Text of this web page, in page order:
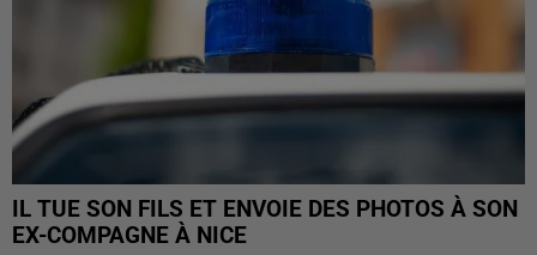
IL TUE SON FILS ET ENVOIE DES PHOTOS À SON
EX-COMPAGNE À NICE